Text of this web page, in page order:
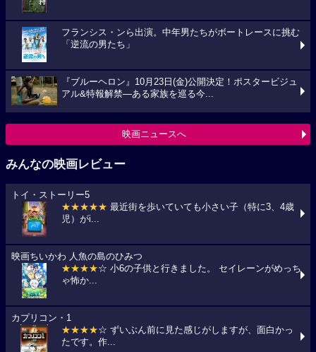
フランシス・ンら出演。中年男たちがボートレースに挑む
「逆流の男たち」
『ブルーヘロン』10月23日(金)公開決定！ポスタービジュ
アル&特報解禁―ある家族を巡る今...
映画ニュースへ
みんなの映画レビュー
トイ・ストーリー5
★★★★★ 最近街を歩いていても小さい子（特に3、4歳
児）がi...
映画ちいかわ 人魚の島のひみつ
★★★★☆ 小6の子供と行きました。 セイレーンがめっち
ゃ怖か...
カプリコン・1
★★★★☆ ずいぶん前に見た感じがしますが、面白かっ
たです。作...